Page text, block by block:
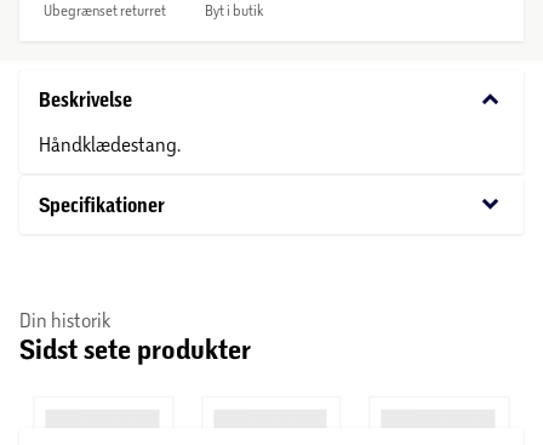
Ubegrænset returret Byt i butik
Beskrivelse keyboard_arrow_down
Håndklædestang.
Specifikationer keyboard_arrow_down
Din historik
Sidst sete produkter